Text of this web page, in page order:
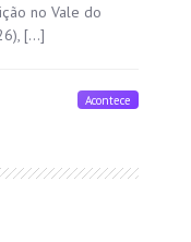
no Vale do
[…]
Acontece